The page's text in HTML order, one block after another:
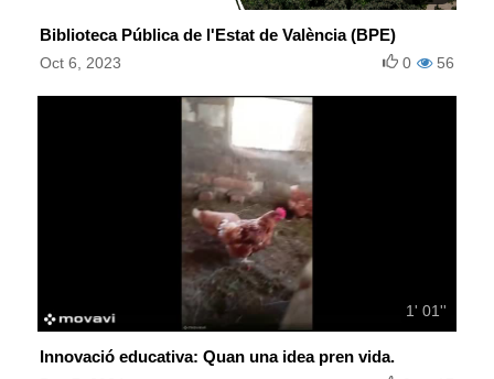
Biblioteca Pública de l'Estat de València (BPE)
Oct 6, 2023 56
0
1' 01''
Innovació educativa: Quan una idea pren vida.